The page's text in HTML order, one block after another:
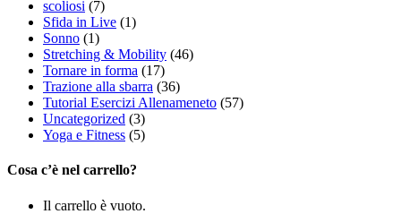
scoliosi (7)
Sfida in Live (1)
Sonno (1)
Stretching & Mobility (46)
Tornare in forma (17)
Trazione alla sbarra (36)
Tutorial Esercizi Allenameneto (57)
Uncategorized (3)
Yoga e Fitness (5)
Cosa c’è nel carrello?
Il carrello è vuoto.